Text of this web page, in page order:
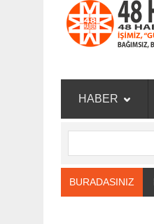
HABER
BURADASINIZ